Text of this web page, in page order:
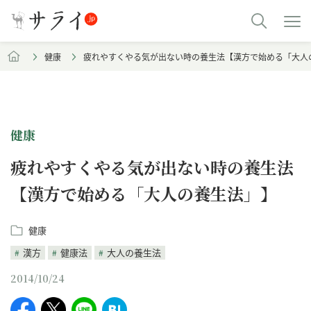
健康 疲れやすくやる気が出ない時の養生法【漢方で始める「大
健康
疲れやすくやる気が出ない時の養生法
【漢方で始める「大人の養生法」】
健康
漢方
健康法 大人の養生法
2014/10/24